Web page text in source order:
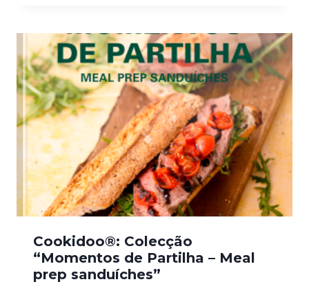
Cookidoo®: Colecção
“Momentos de Partilha – Meal
prep sanduíches”